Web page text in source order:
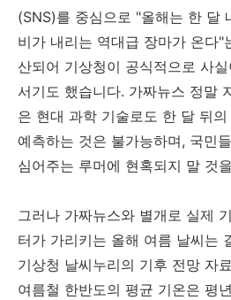
(SNS)를 중심으로 "올해는 한 달
비가 내리는 역대급 장마가 온다"
산되어 기상청이 공식적으로 사
서기도 했습니다. 가짜뉴스 정말
은 현대 과학 기술로도 한 달 뒤
예측하는 것은 불가능하며, 국민
심어주는 루머에 현혹되지 말 것
그러나 가짜뉴스와 별개로 실제
터가 가리키는 올해 여름 날씨는
기상청 날씨누리의 기후 전망 자
여름철 한반도의 평균 기온은 평